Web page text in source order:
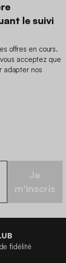
le suivi
offres en cours.
acceptez que
adapter nos
Je
m'inscris
fidélité